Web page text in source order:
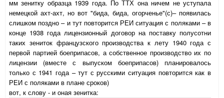
мм зенитку образца 1939 года. По ТТХ она ничем не уступала
немецкой ахт-ахт, но вот "бида, бида, огорченье"(с)– появилась
слишком поздно – и тут повторится РЕИ ситуация с поляками – в
конце 1938 года лицензионный договор на поставку полусотни
таких зениток французского производства к лету 1940 года с
первой партией боеприпасов, а собственное производство их по
лицензии (вместе с выпуском боеприпасов) планировалось
только с 1941 года – тут с русскими ситуация повторится как в
РЕИ с поляками в плане сроков)
вот, к слову - и оная зенитка: